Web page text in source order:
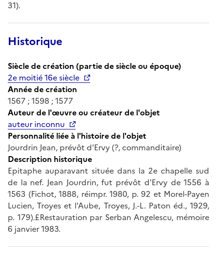
31).
Historique
Siècle de création (partie de siècle ou époque)
2e moitié 16e siècle
Année de création
1567 ; 1598 ; 1577
Auteur de l'œuvre ou créateur de l'objet
auteur inconnu
Personnalité liée à l'histoire de l'objet
Jourdrin Jean, prévôt d'Ervy (?, commanditaire)
Description historique
Epitaphe auparavant située dans la 2e chapelle sud
de la nef. Jean Jourdrin, fut prévôt d'Ervy de 1556 à
1563 (Fichot, 1888, réimpr. 1980, p. 92 et Morel-Payen
Lucien, Troyes et l'Aube, Troyes, J.-L. Paton éd., 1929,
p. 179).£Restauration par Serban Angelescu, mémoire
6 janvier 1983.